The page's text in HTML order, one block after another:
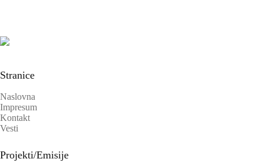
Stranice
Naslovna
Impresum
Kontakt
Vesti
Projekti/Emisije